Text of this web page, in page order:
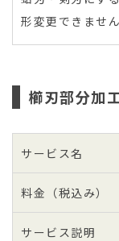
形変更できません
櫛刃部分加
サービス名
料金（税込み）
サービス説明